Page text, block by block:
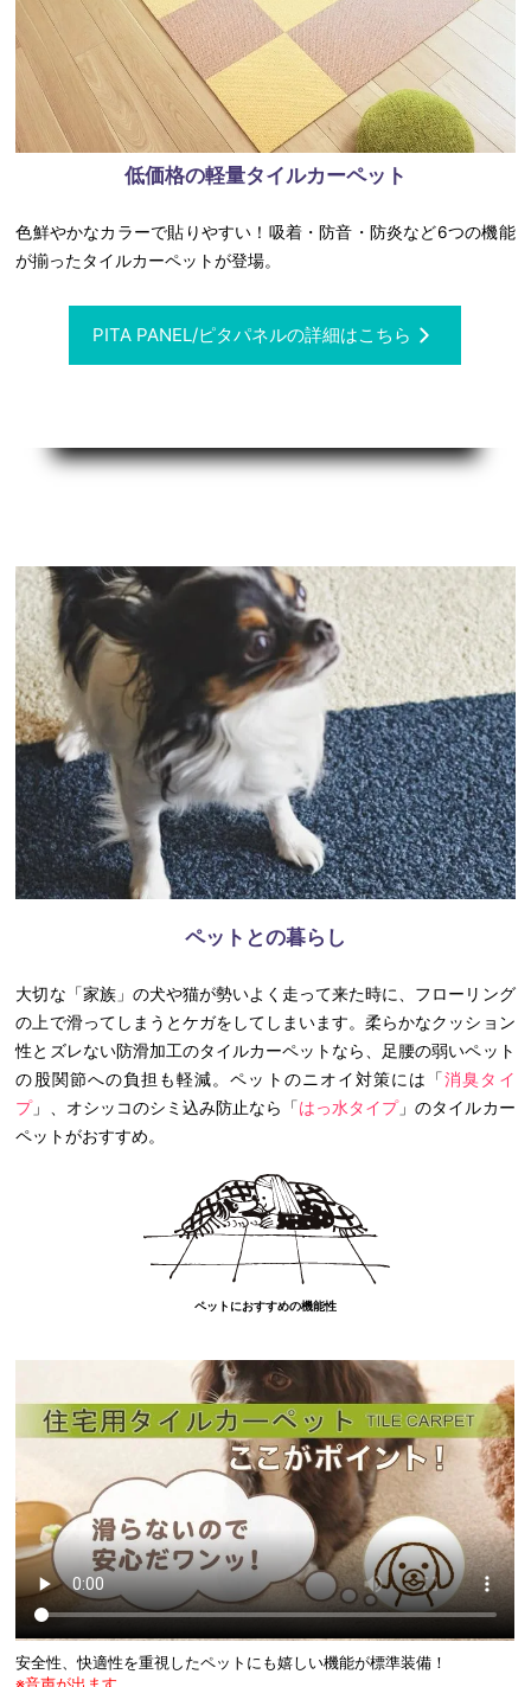
低価格の軽量タイルカーペット
色鮮やかなカラーで貼りやすい！吸着・防音・防炎など6つの機能
が揃ったタイルカーペットが登場。
PITA PANEL/ピタパネルの詳細はこちら
ペットとの暮らし
大切な「家族」の犬や猫が勢いよく走って来た時に、フローリング
の上で滑ってしまうとケガをしてしまいます。柔らかなクッション
性とズレない防滑加工のタイルカーペットなら、足腰の弱いペット
の股関節への負担も軽減。ペットのニオイ対策には「消臭タイ
プ」、オシッコのシミ込み防止なら「はっ水タイプ」のタイルカー
ペットがおすすめ。
ペットにおすすめの機能性
安全性、快適性を重視したペットにも嬉しい機能が標準装備！